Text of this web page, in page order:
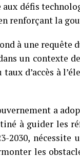
défis
renforçant la
à une requête
un contexte
d’accès à
a
à guider les
2030,
les